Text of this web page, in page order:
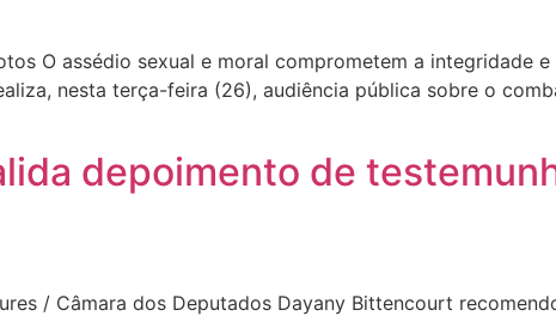
O assédio sexual e moral comprometem a integridade
nesta terça-feira (26), audiência pública sobre o
depoimento de
/ Câmara dos Deputados Dayany Bittencourt